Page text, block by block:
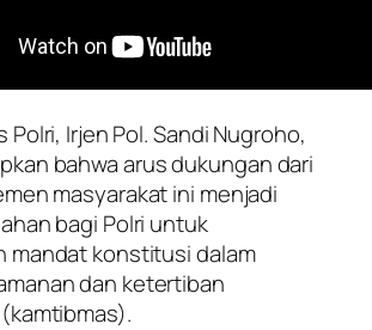
Polri, Irjen Pol. Sandi Nugroho,
bahwa arus dukungan dari
masyarakat ini menjadi
bagi Polri untuk
mandat konstitusi dalam
dan ketertiban